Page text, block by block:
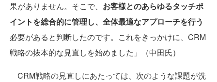
果がありません。そこで、 お客様とのあらゆるタッチポ
イントを総合的に管理し、全体最適なアプローチを行う
必要があると判断したのです。これをきっかけに、CRM
戦略の抜本的な見直しを始めました」（中田氏）
CRM戦略の見直しにあたっては、次のような課題が洗